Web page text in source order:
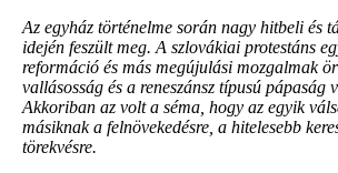
Az egyház történelme során nagy hitbeli és
idején feszült meg. A szlovákiai protestáns
reformáció és más megújulási mozgalmak
vallásosság és a reneszánsz típusú pápaság
Akkoriban az volt a séma, hogy az egyik
másiknak a felnövekedésre, a hitelesebb
törekvésre.